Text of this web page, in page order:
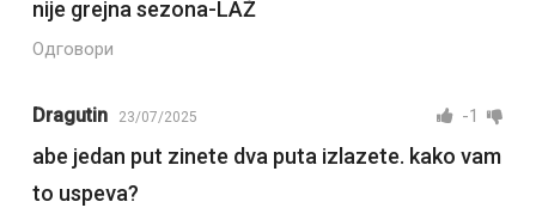
nije grejna sezona-LAŽ
Одговори
Dragutin 23/07/2025 -1
abe jedan put zinete dva puta izlazete. kako vam
to uspeva?